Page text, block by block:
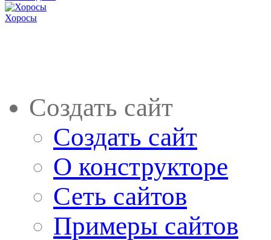
Хоросы
Создать сайт
Создать сайт
О конструкторе
Сеть сайтов
Примеры сайтов